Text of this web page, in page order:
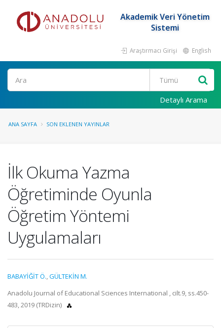
Akademik Veri Yönetim
Sistemi
Araştırmacı Girişi English
Ara
Detaylı Arama
ANA SAYFA SON EKLENEN YAYINLAR
İlk Okuma Yazma
Öğretiminde Oyunla
Öğretim Yöntemi
Uygulamaları
BABAYİĞİT Ö.,GÜLTEKİN M.
Anadolu Journal of Educational Sciences International , cilt.9, ss.450-
483, 2019 (TRDizin)